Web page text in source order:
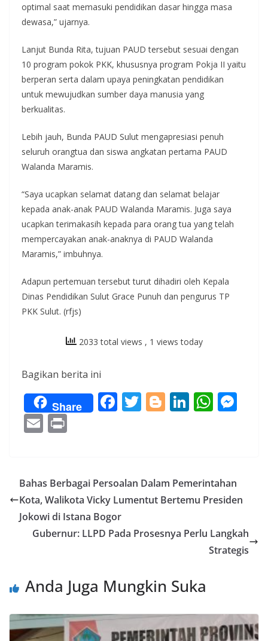
optimal saat memasuki pendidikan dasar hingga masa
dewasa,” ujarnya.
Lanjut Bunda Rita, tujuan PAUD tersebut sesuai dengan
10 program pokok PKK, khususnya program Pokja II yaitu
berperan serta dalam upaya peningkatan pendidikan
untuk mewujudkan sumber daya manusia yang
berkualitas.
Lebih jauh, Bunda PAUD Sulut mengapresiasi penuh
seluruh orangtua dan siswa angkatan pertama PAUD
Walanda Maramis.
“Saya ucapkan selamat datang dan selamat belajar
kepada anak-anak PAUD Walanda Maramis. Juga saya
ucapkan terimakasih kepada para orang tua yang telah
mempercayakan anak-anaknya di PAUD Walanda
Maramis,” imbuhnya.
Adapun pertemuan tersebut turut dihadiri oleh Kepala
Dinas Pendidikan Sulut Grace Punuh dan pengurus TP
PKK Sulut. (rfjs)
2033 total views , 1 views today
Bagikan berita ini
Share F
ac
o
o
k
T
w
Bl
o
er
Li
n
dI
n
W
h
A
p g
E
m
l
Bahas Berbagai Persoalan Dalam Pemerintahan
Kota, Walikota Vicky Lumentut Bertemu Presiden
Jokowi di Istana Bogor
Gubernur: LLPD Pada Prosesnya Perlu Langkah
Strategis
Anda Juga Mungkin Suka